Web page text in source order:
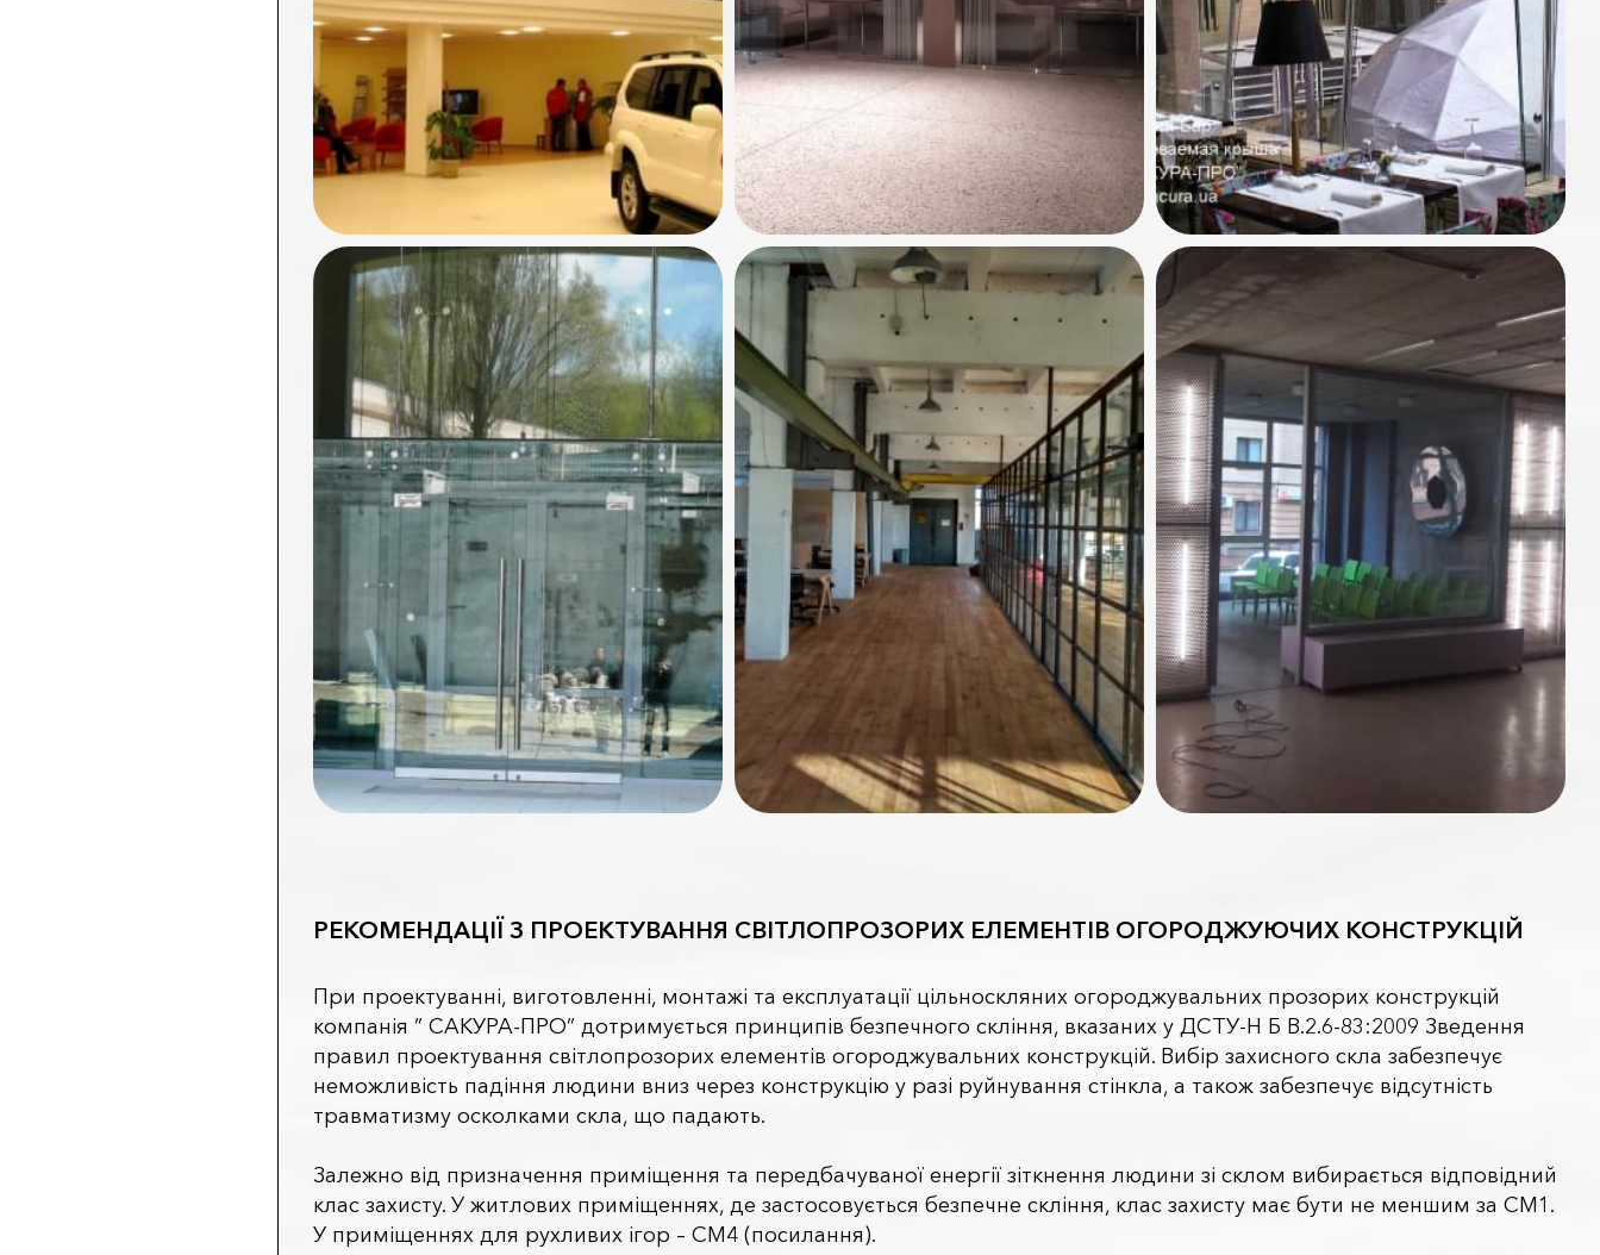
РЕКОМЕНДАЦІЇ З ПРОЕКТУВАННЯ СВІТЛОПРОЗОРИХ ЕЛЕМЕНТІВ ОГОРОДЖУЮЧИХ КОНСТРУКЦІЙ
При проектуванні, виготовленні, монтажі та експлуатації цільноскляних огороджувальних прозорих конструкцій
компанія ” САКУРА-ПРО” дотримується принципів безпечного скління, вказаних у ДСТУ-Н Б В.2.6-83:2009 Зведення
правил проектування світлопрозорих елементів огороджувальних конструкцій. Вибір захисного скла забезпечує
неможливість падіння людини вниз через конструкцію у разі руйнування стінкла, а також забезпечує відсутність
травматизму осколками скла, що падають.
Залежно від призначення приміщення та передбачуваної енергії зіткнення людини зі склом вибирається відповідний
клас захисту. У житлових приміщеннях, де застосовується безпечне скління, клас захисту має бути не меншим за СМ1.
У приміщеннях для рухливих ігор – СМ4 (посилання).